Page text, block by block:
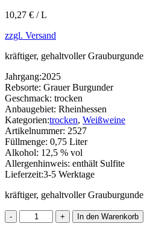
10,27 € / L
zzgl. Versand
kräftiger, gehaltvoller
Jahrgang:2025
Rebsorte: Grauer Burgunder
Geschmack: trocken
Anbaugebiet: Rheinhessen
Kategorien:trocken, Weißweine
Artikelnummer: 2527
Füllmenge: 0,75 Liter
Alkohol: 12,5 % vol
Allergenhinweis: enthält Sulfite
Lieferzeit:3-5 Werktage
kräftiger, gehaltvoller
Grauer
Burgunder
In den Warenkorb